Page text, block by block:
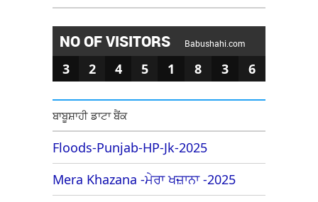
NO OF VISITORS Babushahi.com
3 2 4 5 1 8 3 6
ਬਾਬੂਸ਼ਾਹੀ ਡਾਟਾ ਬੈਂਕ
Floods-Punjab-HP-Jk-2025
Mera Khazana -ਮੇਰਾ ਖਜ਼ਾਨਾ -2025